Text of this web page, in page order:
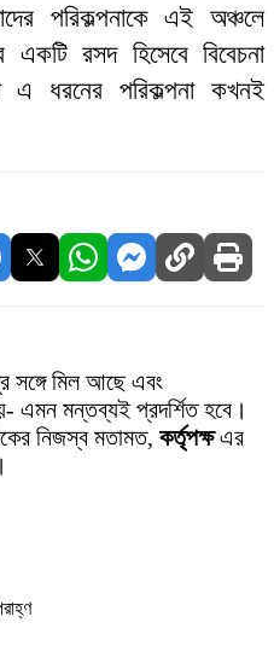
পরিকল্পনাকে এই অঞ্চলে
রসদ হিসেবে বিবেচনা
এ ধরনের পরিকল্পনা কখনই
সঙ্গে মিল আছে এবং
মন্তব্যই প্রদর্শিত হবে।
নিজস্ব মতামত, কর্তৃপক্ষএর